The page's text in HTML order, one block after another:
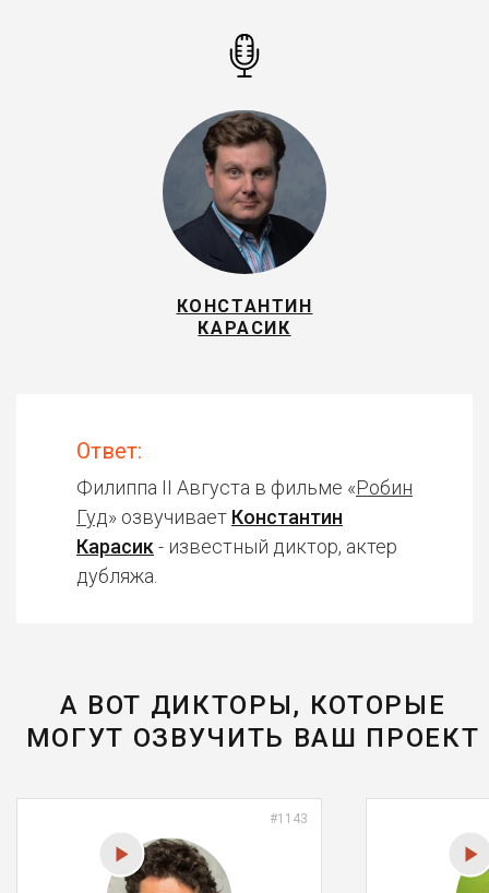
КОНСТАНТИН
КАРАСИК
Ответ:
Филиппа II Августа в фильме «Робин
Гуд» озвучивает Константин
Карасик - известный диктор, актер
дубляжа.
А ВОТ ДИКТОРЫ, КОТОРЫЕ
МОГУТ ОЗВУЧИТЬ ВАШ ПРОЕКТ
#1143